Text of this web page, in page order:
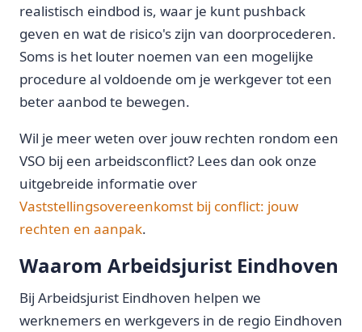
realistisch eindbod is, waar je kunt pushback
geven en wat de risico's zijn van doorprocederen.
Soms is het louter noemen van een mogelijke
procedure al voldoende om je werkgever tot een
beter aanbod te bewegen.
Wil je meer weten over jouw rechten rondom een
VSO bij een arbeidsconflict? Lees dan ook onze
uitgebreide informatie over
Vaststellingsovereenkomst bij conflict: jouw
rechten en aanpak.
Waarom Arbeidsjurist Eindhoven
Bij Arbeidsjurist Eindhoven helpen we
werknemers en werkgevers in de regio Eindhoven